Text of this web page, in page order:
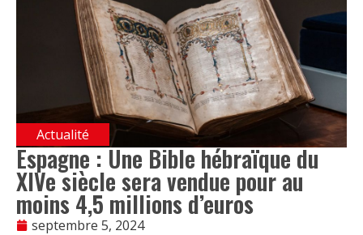
Actualité
Espagne : Une Bible hébraïque du
XIVe siècle sera vendue pour au
moins 4,5 millions d’euros
septembre 5, 2024